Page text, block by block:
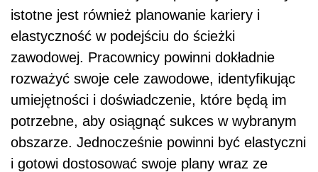
istotne jest również planowanie kariery i
elastyczność w podejściu do ścieżki
zawodowej. Pracownicy powinni dokładnie
rozważyć swoje cele zawodowe, identyfikując
umiejętności i doświadczenie, które będą im
potrzebne, aby osiągnąć sukces w wybranym
obszarze. Jednocześnie powinni być elastyczni
i gotowi dostosować swoje plany wraz ze